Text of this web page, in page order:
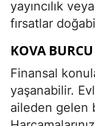
yayıncılık
fırsatlar
KOVA
Finansal
yaşanabilir.
aileden gelen